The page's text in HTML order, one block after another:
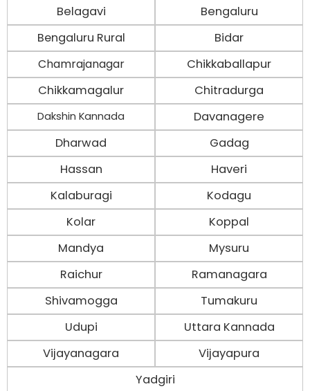
Belagavi
Bengaluru
Bengaluru Rural
Bidar
Chamrajanagar
Chikkaballapur
Chikkamagalur
Chitradurga
Dakshin Kannada
Davanagere
Dharwad
Gadag
Hassan
Haveri
Kalaburagi
Kodagu
Kolar
Koppal
Mandya
Mysuru
Raichur
Ramanagara
Shivamogga
Tumakuru
Udupi
Uttara Kannada
Vijayanagara
Vijayapura
Yadgiri